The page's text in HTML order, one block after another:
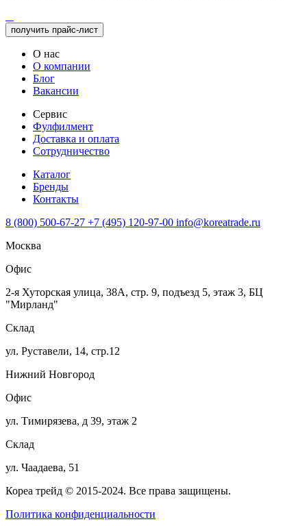
получить прайс-лист
О нас
О компании
Блог
Вакансии
Сервис
Фулфилмент
Доставка и оплата
Сотрудничество
Каталог
Бренды
Контакты
8 (800) 500-67-27 +7 (495) 120-97-00 info@koreatrade.ru
Москва
Офис
2-я Хуторская улица, 38А, стр. 9, подъезд 5, этаж 3, БЦ
"Мирланд"
Склад
ул. Руставели, 14, стр.12
Нижний Новгород
Офис
ул. Тимирязева, д 39, этаж 2
Склад
ул. Чаадаева, 51
Кореа трейд © 2015-2024. Все права защищены.
Политика конфиденциальности